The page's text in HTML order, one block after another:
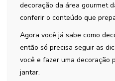
decoração da área gourmet
conferir o conteúdo que
Agora você já sabe como
então só precisa seguir as
você e fazer uma decoração
jantar.